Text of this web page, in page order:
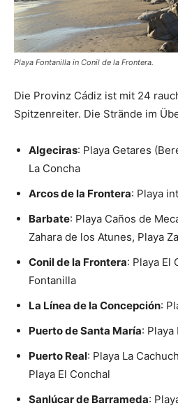
Playa Fontanilla in Conil de la Frontera.
Die Provinz Cádiz ist mit 24
Spitzenreiter. Die Strände im
Algeciras: Playa Getares
La Concha
Arcos de la Frontera: Playa
Barbate: Playa Caños de
Zahara de los Atunes, Playa
Conil de la Frontera: Playa El
Fontanilla
La Línea de la Concepción:
Puerto de Santa María: Playa
Puerto Real: Playa La
Playa El Conchal
Sanlúcar de Barrameda: